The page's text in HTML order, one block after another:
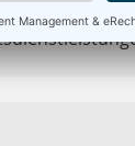
durch